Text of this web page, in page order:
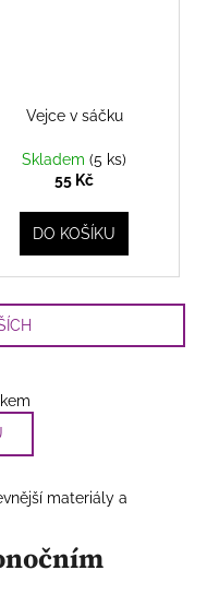
Vejce v sáčku
Skladem (5 ks)
55 Kč
DO KOŠÍKU
materiály a